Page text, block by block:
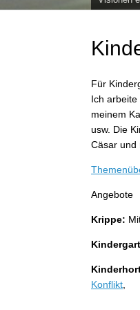
Für
Ich
meinem
usw. Die
Cäsar und
Angebote
Krippe:
Konflikt,